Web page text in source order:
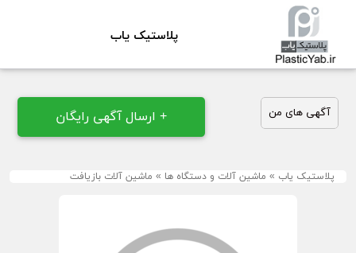
پلاستیک یاب
آگهی های من + ارسال آگهی رایگان
پلاستیک یاب » ماشین آلات و دستگاه ها » ماشین آلات بازیافت